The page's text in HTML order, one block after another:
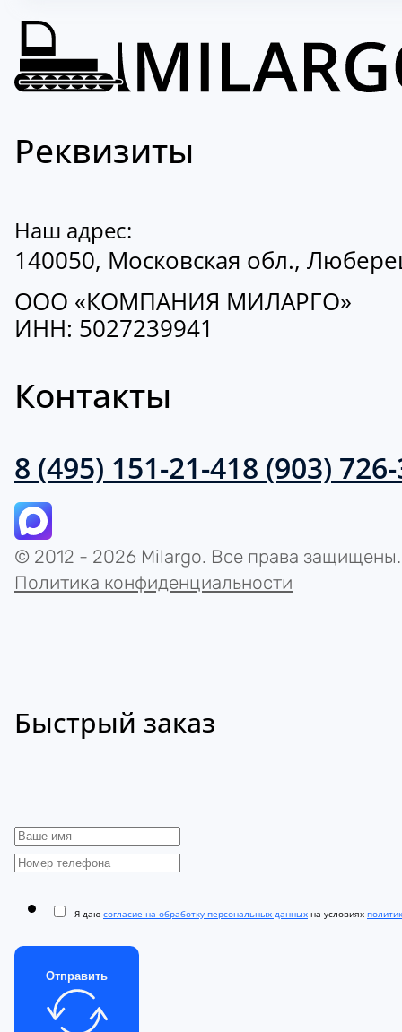
Реквизиты
Наш адрес:
140050, Московская обл.,
ООО «КОМПАНИЯ МИЛАРГО»
ИНН: 5027239941
Контакты
8 (495) 151-21-418 (903)
© 2012 - 2026 Milargo. Все права защищены.
Политика конфиденциальности
Быстрый заказ
Я даю согласие на обработку персональных данных на условиях
Отправить